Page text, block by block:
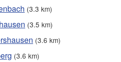
(3.3 km)
(3.5 km)
(3.6 km)
(3.6 km)